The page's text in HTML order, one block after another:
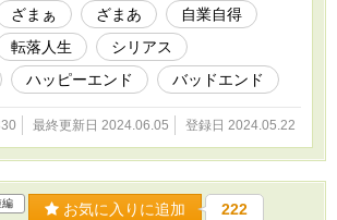
ざまぁ ざまあ
自業自得
転落人生
シリアス
ハッピーエンド バッドエンド
最終更新日 2024.06.05 登録日 2024.05.22
編 お気に入りに追加 222